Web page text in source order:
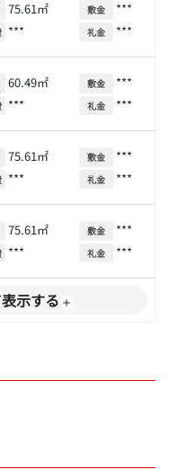
75.61㎡
***
敷金 ***
礼金 ***
60.49㎡
***
敷金 ***
礼金 ***
75.61㎡
***
敷金 ***
礼金 ***
75.61㎡
***
敷金 ***
礼金 ***
示する